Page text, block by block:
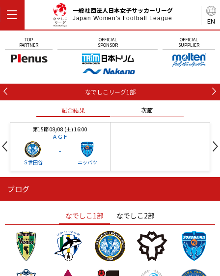
EN
一般社団法人日本女子サッカーリーグ
Japan Women's Football League
TOP
PARTNER
OFFICIAL
SPONSOR
OFFICIAL
SUPPLIER
なでしこリーグ1部
試合結果 次節
第15節 08/08 (土) 16:00
ＡＧＦ
Ｓ世田谷
-
ニッパツ
ニッパツ
ニッパツ 名古屋
石人の星
静岡 愛媛Ｌ
ブログ
なでしこ1部 なでしこ2部